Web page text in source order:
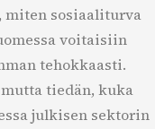
miten sosiaaliturva
voitaisiin
tehokkaasti.
tiedän, kuka
julkisen sektorin